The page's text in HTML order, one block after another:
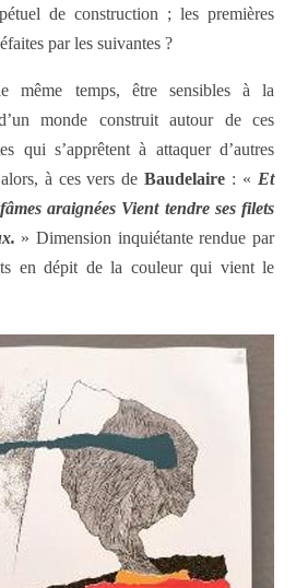
de construction ; les premières
par les suivantes ?
même temps, être sensibles à la
monde construit autour de ces
qui s’apprêtent à attaquer d’autres
à ces vers deBaudelaire : « Et
araignées Vient tendre ses filets
» Dimension inquiétante rendue par
en dépit de la couleur qui vient le